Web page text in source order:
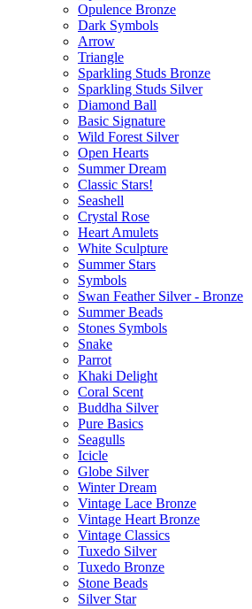
Opulence Bronze
Dark Symbols
Arrow
Triangle
Sparkling Studs Bronze
Sparkling Studs Silver
Diamond Ball
Basic Signature
Wild Forest Silver
Open Hearts
Summer Dream
Classic Stars!
Seashell
Crystal Rose
Heart Amulets
White Sculpture
Summer Stars
Symbols
Swan Feather Silver - Bronze
Summer Beads
Stones Symbols
Snake
Parrot
Khaki Delight
Coral Scent
Buddha Silver
Pure Basics
Seagulls
Icicle
Globe Silver
Winter Dream
Vintage Lace Bronze
Vintage Heart Bronze
Vintage Classics
Tuxedo Silver
Tuxedo Bronze
Stone Beads
Silver Star